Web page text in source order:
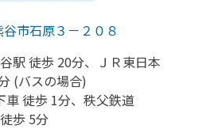
市石原３－２０８
駅 徒歩 20分、 ＪＲ東日本
(バスの場合)
徒歩 1分、 秩父鉄道
歩 5分